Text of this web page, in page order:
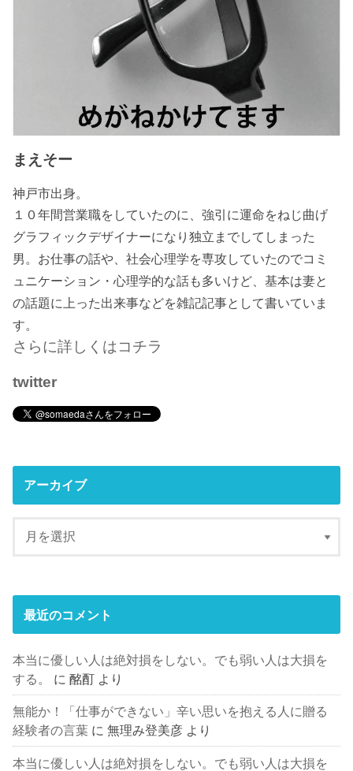
まえそー
神戸市出身。
１０年間営業職をしていたのに、強引に運命をねじ曲げ
グラフィックデザイナーになり独立までしてしまった
男。お仕事の話や、社会心理学を専攻していたのでコミ
ュニケーション・心理学的な話も多いけど、基本は妻と
の話題に上った出来事などを雑記記事として書いていま
す。
さらに詳しくはコチラ
twitter
アーカイブ
最近のコメント
本当に優しい人は絶対損をしない。でも弱い人は大損を
する。
に酩酊 より
無能か！「仕事ができない」辛い思いを抱える人に贈る
経験者の言葉 に無理み登美彦 より
本当に優しい人は絶対損をしない。でも弱い人は大損を